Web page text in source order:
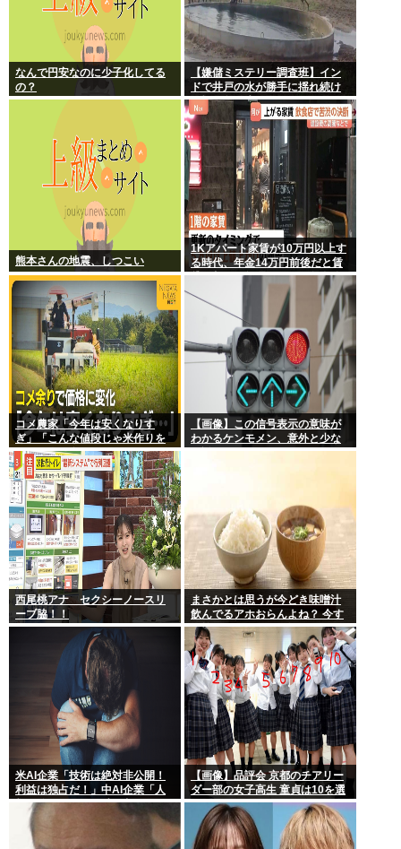
なんで円安なのに少子化してる
の？
【嫌儲ミステリー調査班】イン
ドで井戸の水が勝手に揺れ続け
る怪現象発生。しかも5日経って
も止まらない
熊本さんの地震、しつこい
1Kアパート家賃が10万円以上す
る時代、年金14万円前後だと賃
貸の都民は無理じゃね？ 運転免
許もなく移住も無理じゃね？
コメ農家「今年は安くなりす
ぎ」「こんな値段じゃ米作りを
やめる人も多くなるんじゃない
かな?」
【画像】この信号表示の意味が
わかるケンモメン、意外と少な
西尾桃アナ セクシーノースリ
ーブ脇！！
まさかとは思うが今どき味噌汁
飲んでるアホおらんよね？ 今す
ぐ捨てろ！死んでも知らんぞ！⚰
米AI企業「技術は絶対非公開！
利益は独占だ！」中AI企業「人
類に公開します、独り占めなん
て罰が当たる」これ
【画像】品評会 京都のチアリー
ダー部の女子高生 童貞は10を選
ぶらしい